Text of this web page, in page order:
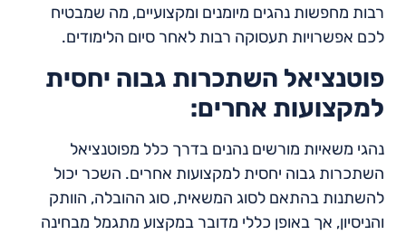
רבות מחפשות נהגים מיומנים ומקצועיים, מה שמבטיח
לכם אפשרויות תעסוקה רבות לאחר סיום הלימודים.
פוטנציאל השתכרות גבוה יחסית
למקצועות אחרים:
נהגי משאיות מורשים נהנים בדרך כלל מפוטנציאל
השתכרות גבוה יחסית למקצועות אחרים. השכר יכול
להשתנות בהתאם לסוג המשאית, סוג ההובלה, הוותק
והניסיון, אך באופן כללי מדובר במקצוע מתגמל מבחינה